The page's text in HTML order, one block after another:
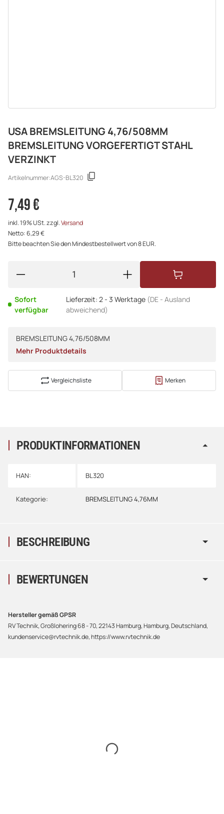
USA BREMSLEITUNG 4,76/508MM
BREMSLEITUNG VORGEFERTIGT STAHL
VERZINKT
Artikelnummer:AGS-BL320
7,49 €
inkl. 19% USt. zzgl.Versand
Netto: 6,29 €
Bitte beachten Sie den Mindestbestellwert von 8 EUR.
Sofort
verfügbar
Lieferzeit: 2 - 3 Werktage (DE - Ausland
abweichend)
BREMSLEITUNG 4,76/508MM
Mehr Produktdetails
Vergleichsliste Merken
PRODUKTINFORMATIONEN
HAN: BL320
Kategorie: BREMSLEITUNG 4,76MM
BESCHREIBUNG
BEWERTUNGEN
Hersteller gemäß GPSR
RV Technik, Großlohering 68 - 70, 22143 Hamburg, Hamburg, Deutschland,
kundenservice@rvtechnik.de, https://www.rvtechnik.de